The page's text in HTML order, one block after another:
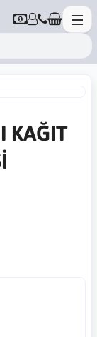
KAĞIT